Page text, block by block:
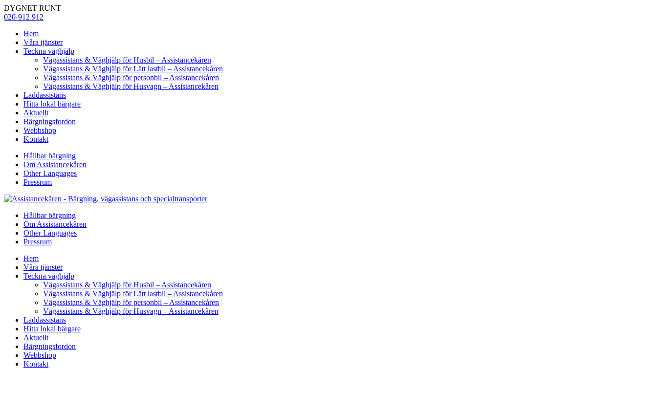
DYGNET RUNT
020-912 912
Hem
Våra tjänster
Teckna väghjälp
Vägassistans & Väghjälp för Husbil – Assistancekåren
Vägassistans & Väghjälp för Lätt lastbil – Assistancekåren
Vägassistans & Väghjälp för personbil – Assistancekåren
Vägassistans & Väghjälp för Husvagn – Assistancekåren
Laddassistans
Hitta lokal bärgare
Aktuellt
Bärgningsfordon
Webbshop
Kontakt
Hållbar bärgning
Om Assistancekåren
Other Languages
Pressrum
Hållbar bärgning
Om Assistancekåren
Other Languages
Pressrum
Hem
Våra tjänster
Teckna väghjälp
Vägassistans & Väghjälp för Husbil – Assistancekåren
Vägassistans & Väghjälp för Lätt lastbil – Assistancekåren
Vägassistans & Väghjälp för personbil – Assistancekåren
Vägassistans & Väghjälp för Husvagn – Assistancekåren
Laddassistans
Hitta lokal bärgare
Aktuellt
Bärgningsfordon
Webbshop
Kontakt